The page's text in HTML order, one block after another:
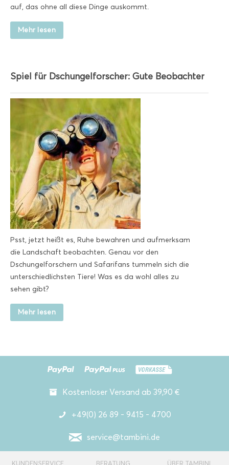
auf, das ohne all diese Dinge auskommt.
Mehr lesen
Spiel für Dschungelforscher: Gute Beobachter
Psst, jetzt heißt es, Ruhe bewahren und aufmerksam
die Landschaft beobachten. Genau vor den
Dschungelforschern und Safarifans tummeln sich die
unterschiedlichsten Tiere! Was es da wohl alles zu
sehen gibt?
Mehr lesen
Kostenloser Versand ab 39,90 €
+49(0) 26 89 - 9415 - 4700
service@tambini.de
KUNDENSERVICE BERATUNG ÜBER TAMBINI